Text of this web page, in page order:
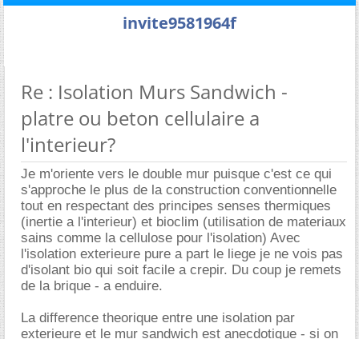
invite9581964f
Re : Isolation Murs Sandwich -
platre ou beton cellulaire a
l'interieur?
Je m'oriente vers le double mur puisque c'est ce qui
s'approche le plus de la construction conventionnelle
tout en respectant des principes senses thermiques
(inertie a l'interieur) et bioclim (utilisation de materiaux
sains comme la cellulose pour l'isolation) Avec
l'isolation exterieure pure a part le liege je ne vois pas
d'isolant bio qui soit facile a crepir. Du coup je remets
de la brique - a enduire.
La difference theorique entre une isolation par
exterieure et le mur sandwich est anecdotique - si on